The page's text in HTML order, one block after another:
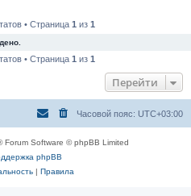
• Страница 1 из 1
• Страница 1 из 1
Перейти
Часовой пояс: UTC+03:00
Forum Software © phpBB Limited
phpBB
| Правила